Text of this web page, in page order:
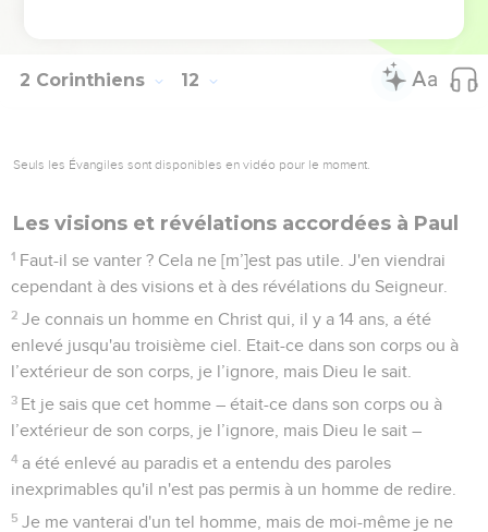
2 Corinthiens 12
Seuls les Évangiles sont disponibles en vidéo pour le moment.
Les visions et révélations accordées à Paul
1 Faut-il se vanter ? Cela ne [m’]est pas utile. J'en viendrai
cependant à des visions et à des révélations du Seigneur.
2 Je connais un homme en Christ qui, il y a 14 ans, a été
enlevé jusqu'au troisième ciel. Etait-ce dans son corps ou à
l’extérieur de son corps, je l’ignore, mais Dieu le sait.
3 Et je sais que cet homme – était-ce dans son corps ou à
l’extérieur de son corps, je l’ignore, mais Dieu le sait –
4 a été enlevé au paradis et a entendu des paroles
inexprimables qu'il n'est pas permis à un homme de redire.
5 Je me vanterai d'un tel homme, mais de moi-même je ne